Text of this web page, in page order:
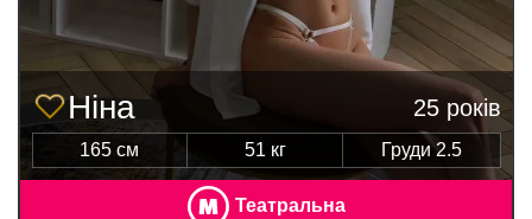
Ніна 25 років
165 см 51 кг Груди 2.5
Театральна